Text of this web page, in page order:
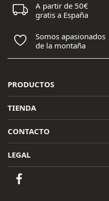
A partir de 50€
gratis a España
Somos apasionados
de la montaña
PRODUCTOS
TIENDA
CONTACTO
LEGAL